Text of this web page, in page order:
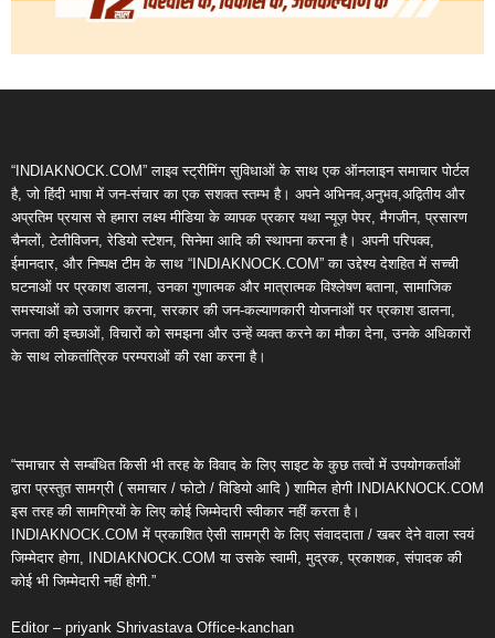
“INDIAKNOCK.COM” लाइव स्ट्रीमिंग सुविधाओं के साथ एक ऑनलाइन समाचार पोर्टल
है, जो हिंदी भाषा में जन-संचार का एक सशक्त स्तम्भ है। अपने अभिनव,अनुभव,अद्वितीय और
अप्रतिम प्रयास से हमारा लक्ष्य मीडिया के व्यापक प्रकार यथा न्यूज़ पेपर, मैगजीन, प्रसारण
चैनलों, टेलीविजन, रेडियो स्टेशन, सिनेमा आदि की स्थापना करना है। अपनी परिपक्व,
ईमानदार, और निष्पक्ष टीम के साथ “INDIAKNOCK.COM” का उद्देश्य देशहित में सच्ची
घटनाओं पर प्रकाश डालना, उनका गुणात्मक और मात्रात्मक विश्लेषण बताना, सामाजिक
समस्याओं को उजागर करना, सरकार की जन-कल्याणकारी योजनाओं पर प्रकाश डालना,
जनता की इच्छाओं, विचारों को समझना और उन्हें व्यक्त करने का मौका देना, उनके अधिकारों
के साथ लोकतांत्रिक परम्पराओं की रक्षा करना है।
“समाचार से सम्बंधित किसी भी तरह के विवाद के लिए साइट के कुछ तत्वों में उपयोगकर्ताओं
द्वारा प्रस्तुत सामग्री ( समाचार / फोटो / विडियो आदि ) शामिल होगी INDIAKNOCK.COM
इस तरह की सामग्रियों के लिए कोई जिम्मेदारी स्वीकार नहीं करता है।
INDIAKNOCK.COM में प्रकाशित ऐसी सामग्री के लिए संवाददाता / खबर देने वाला स्वयं
जिम्मेदार होगा, INDIAKNOCK.COM या उसके स्वामी, मुद्रक, प्रकाशक, संपादक की
कोई भी जिम्मेदारी नहीं होगी.”
Editor – priyank Shrivastava Office-kanchan